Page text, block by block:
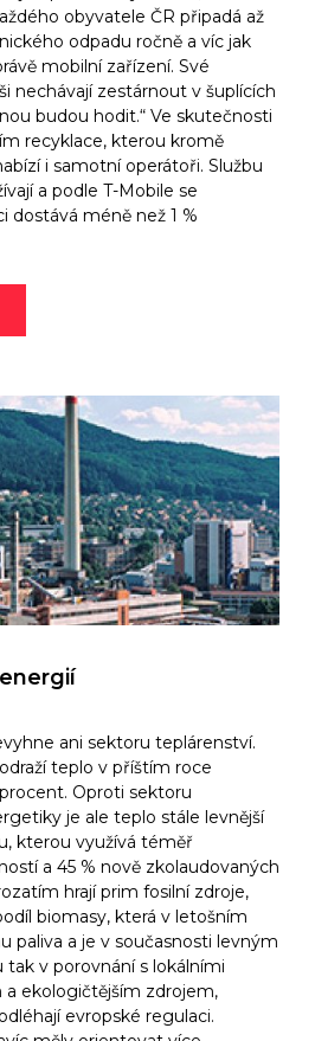
obyvatele ČR připadá až
odpadu ročně a víc jak
mobilní zařízení. Své
nechávají zestárnout v šuplících
budou hodit.“ Ve skutečnosti
recyklace, kterou kromě
i samotní operátoři. Službu
a podle T-Mobile se
dostává méně než 1 %
ani sektoru teplárenství.
teplo v příštím roce
Oproti sektoru
je ale teplo stále levnější
kterou využívá téměř
a 45 % nově zkolaudovaných
hrají prim fosilní zdroje,
biomasy, která v letošním
paliva a je v současnosti levným
tak v porovnání s lokálními
ekologičtějším zdrojem,
evropské regulaci.